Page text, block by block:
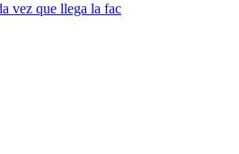
vez que llega la fac